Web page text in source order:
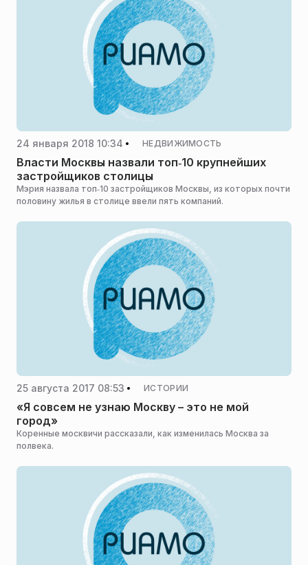
24 января 2018 10:34 НЕДВИЖИМОСТЬ
Власти Москвы назвали топ‑10 крупнейших
застройщиков столицы
Мэрия назвала топ‑10 застройщиков Москвы, из которых почти
половину жилья в столице ввели пять компаний.
25 августа 2017 08:53 ИСТОРИИ
«Я совсем не узнаю Москву – это не мой
город»
Коренные москвичи рассказали, как изменилась Москва за
полвека.